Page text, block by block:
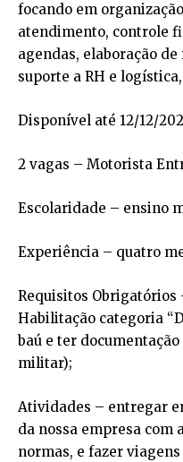
focando em
atendimento, controle
agendas, elaboração
suporte a RH e
Disponível até 12/12/
2 vagas – Motorista
Escolaridade – ensino
Experiência – quatro
Requisitos Obrigatórios
Habilitação categoria
baú e ter
militar);
Atividades – entregar
da nossa empresa com
normas, e fazer